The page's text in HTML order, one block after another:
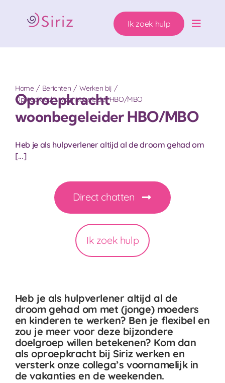
inhoud
Toggle
Zwanger. Wat nu?
Wie helpen wij?
Over Siriz
Help mee
Ik zoek hulp!
Ik zoek hulp
Home Berichten
Werken bij
Oproepkracht woonbegeleider HBO/MBO
Oproepkracht
woonbegeleider HBO/MBO
Heb je als hulpverlener altijd al de droom gehad om
[...]
Direct chatten
Ik zoek hulp
Heb je als hulpverlener altijd al de
droom gehad om met (jonge) moeders
en kinderen te werken? Ben je flexibel en
zou je meer voor deze bijzondere
doelgroep willen betekenen? Kom dan
als oproepkracht bij Siriz werken en
versterk onze collega’s voornamelijk in
de vakanties en de weekenden.